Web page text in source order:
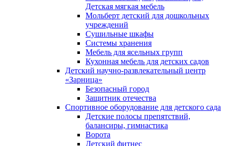
Детская мягкая мебель
Мольберт детский для дошкольных
учреждений
Сушильные шкафы
Системы хранения
Мебель для ясельных групп
Кухонная мебель для детских садов
Детский научно-развлекательный центр
«Зарница»
Безопасный город
Защитник отечества
Спортивное оборудование для детского сада
Детские полосы препятствий,
балансиры, гимнастика
Ворота
Детский фитнес